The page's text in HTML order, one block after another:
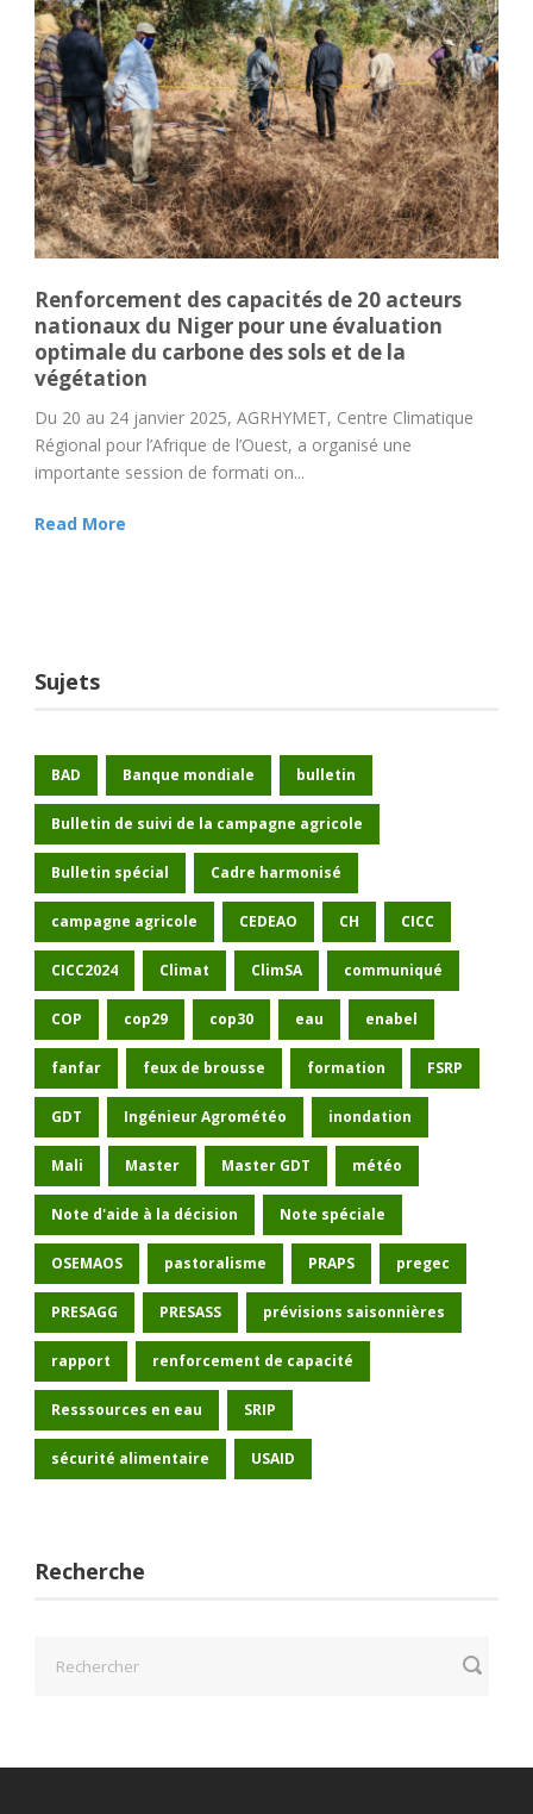
Renforcement des capacités de 20 acteurs
nationaux du Niger pour une évaluation
optimale du carbone des sols et de la
végétation
Du 20 au 24 janvier 2025, AGRHYMET, Centre Climatique
Régional pour l’Afrique de l’Ouest, a organisé une
importante session de formati on...
Read More
Sujets
BAD Banque mondiale bulletin
Bulletin de suivi de la campagne agricole
Bulletin spécial Cadre harmonisé
campagne agricole CEDEAO CH CICC
CICC2024 Climat ClimSA communiqué
COP cop29 cop30 eau enabel
fanfar feux de brousse formation FSRP
GDT Ingénieur Agrométéo inondation
Mali Master Master GDT météo
Note d'aide à la décision Note spéciale
OSEMAOS pastoralisme PRAPS pregec
PRESAGG PRESASS prévisions saisonnières
rapport renforcement de capacité
Resssources en eau SRIP
sécurité alimentaire USAID
Recherche